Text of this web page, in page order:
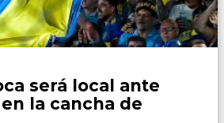
será local ante
la cancha de